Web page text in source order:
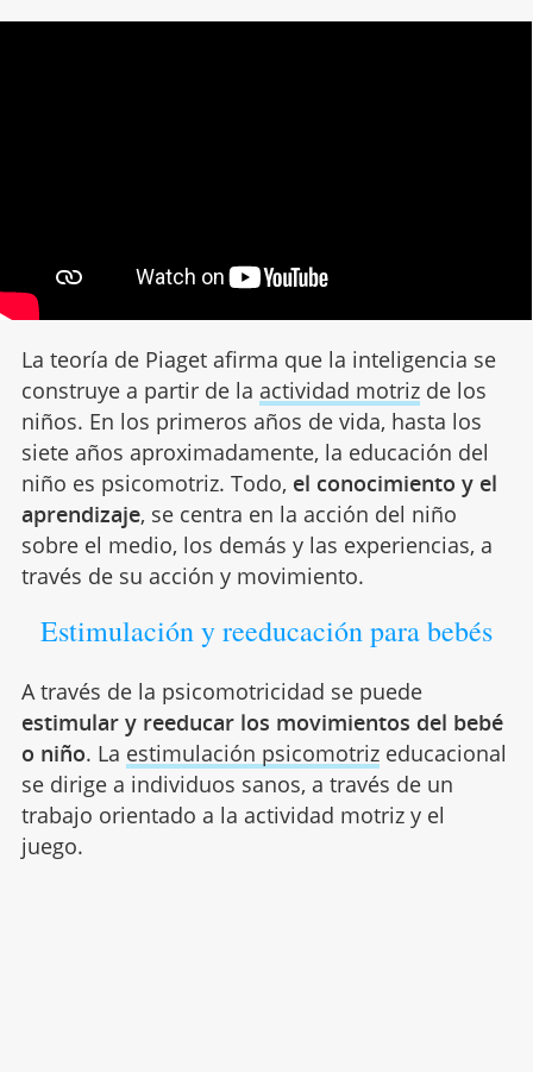
La teoría de Piaget afirma que la inteligencia se
construye a partir de la actividad motrizde los
niños. En los primeros años de vida, hasta los
siete años aproximadamente, la educación del
niño es psicomotriz. Todo, el conocimiento y el
aprendizaje, se centra en la acción del niño
sobre el medio, los demás y las experiencias, a
través de su acción y movimiento.
Estimulación y reeducación para bebés
A través de la psicomotricidad se puede
estimular y reeducar los movimientos del bebé
o niño. La estimulación psicomotrizeducacional
se dirige a individuos sanos, a través de un
trabajo orientado a la actividad motriz y el
juego.